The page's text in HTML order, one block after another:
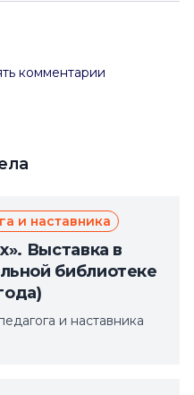
комментарии
и наставника
Выставка в
библиотеке
и наставника